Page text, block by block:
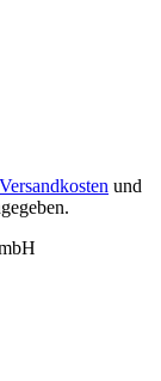
Versandkosten und